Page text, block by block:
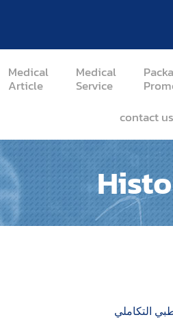
Medical
Article
Medical
Service
contact us